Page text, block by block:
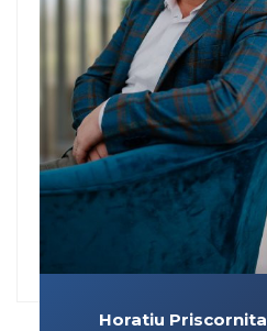
Horatiu Priscornita